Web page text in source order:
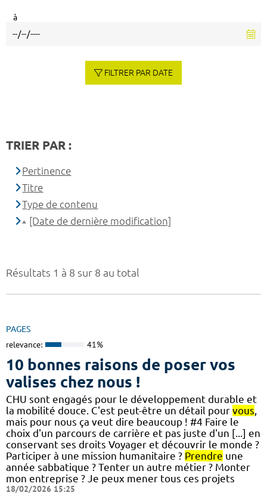
Résultats 1 à 8 sur 8 au total
PAGES
relevance: 41%
10 bonnes raisons de poser vos
valises chez nous !
CHU sont engagés pour le développement durable et
la mobilité douce. C'est peut-être un détail pour vous
mais pour nous ça veut dire beaucoup ! #4 Faire le
choix d'un parcours de carrière et pas juste d'un [...] en
conservant ses droits Voyager et découvrir le monde ?
Participer à une mission humanitaire ? Prendre une
année sabbatique ? Tenter un autre métier ? Monter
mon entreprise ? Je peux mener tous ces projets
18/02/2026 15:25
à
FILTRER PAR DATE
TRIER PAR :
Pertinence
Titre
Type de contenu
[Date de dernière modification]